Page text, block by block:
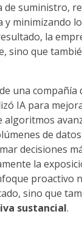
de suministro,
y minimizando
la
sino que
una compañía
IA para
algoritmos
de
decisiones
la
proactivo
sino que
sustancial.